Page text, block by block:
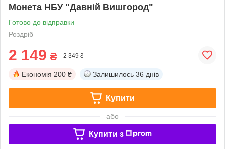
Монета НБУ "Давній Вишгород"
Готово до відправки
Роздріб
2 149 ₴ 2 349 ₴
Економія 200 ₴ Залишилось 36 днів
Купити
або
Купити з